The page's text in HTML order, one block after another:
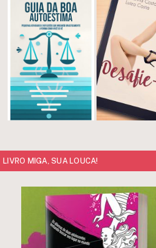
LIVRO MIGA, SUA LOUCA!